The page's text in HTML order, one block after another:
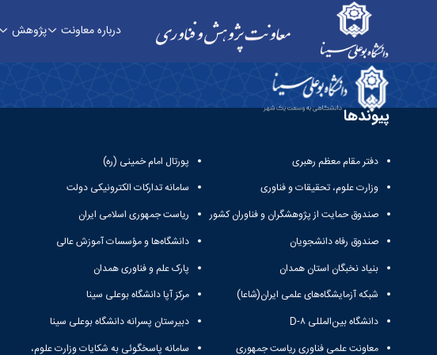
درباره معاونت پژوهش
فهرست نشریات علمی معتبر - معاونت پژوهش و فناوری
پیوندها
دفتر مقام معظم رهبری
وزارت علوم، تحقیقات و فناوری
صندوق حمایت از پژوهشگران و فناوران کشور
صندوق رفاه دانشجویان
بنیاد نخبگان استان همدان
شبکه آزمایشگاه‌های علمی ایران(شاعا)
دانشگاه بین‌المللی D-۸
معاونت علمی فناوری ریاست جمهوری
پورتال امام خمینی (ره)
سامانه تدارکات الکترونیکی دولت
ریاست جمهوری اسلامی ایران
دانشگاه‌ها و مؤسسات آموزش عالی
پارک علم و فناوری همدان
مرکز آپا دانشگاه بوعلی سینا
دبیرستان پسرانه دانشگاه بوعلی سینا
سامانه پاسخگوئی به شکایات وزارت علوم،